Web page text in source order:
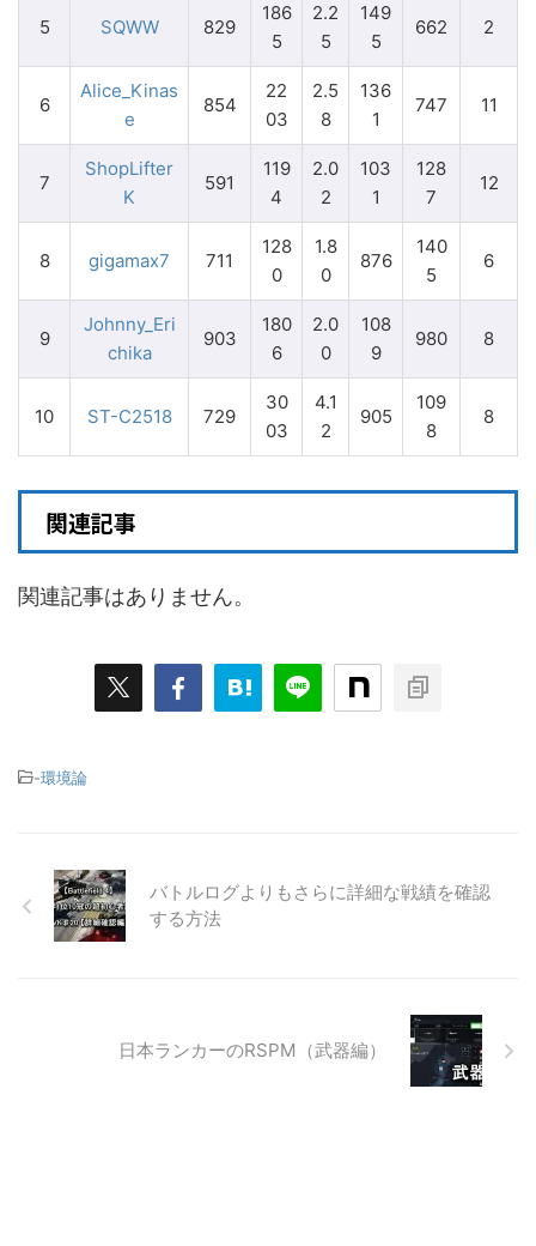
5 SQWW 829
186
5
2.2
5
149
5
662 2
6
Alice_Kinas
e
854
22
03
2.5
8
136
1
747 11
7
ShopLifter
K
591
119
4
2.0
2
103
1
128
7
12
8 gigamax7 711
128
0
1.8
0
876
140
5
6
9
Johnny_Eri
chika
903
180
6
2.0
0
108
9
980 8
10 ST-C2518 729
30
03
4.1
2
905
109
8
8
関連記事
関連記事はありません。
-環境論
バトルログよりもさらに詳細な戦績を確認
する方法
日本ランカーのRSPM（武器編）